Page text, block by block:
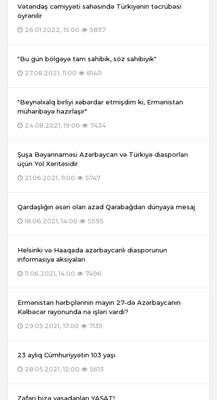
Vətəndaş cəmiyyəti sahəsində Türkiyənin təcrübəsi
öyrənilir
26.01.2022, 15:00
5837
"Bu gün bölgəyə tam sahibik, söz sahibiyik"
27.08.2021, 11:00
8140
"Beynəlxalq birliyi xəbərdar etmişdim ki, Ermənistan
müharibəyə hazırlaşır"
24.08.2021, 19:00
7434
Şuşa Bəyannaməsi Azərbaycan və Türkiyə diasporları
üçün Yol Xəritəsidir
21.06.2021, 11:00
5747
Qardaşlığın əsəri olan azad Qarabağdan dünyaya mesaj
18.06.2021, 14:00
5595
Helsinki və Haaqada azərbaycanlı diasporunun
informasiya aksiyaları
11.06.2021, 14:00
7496
Ermənistan hərbçilərinin mayın 27-də Azərbaycanın
Kəlbəcər rayonunda nə işləri vardı?
29.05.2021, 17:00
7135
23 aylıq Cümhuriyyətin 103 yaşı
28.05.2021, 12:00
5613
Zəfəri bizə yaşadanları YAŞAT!